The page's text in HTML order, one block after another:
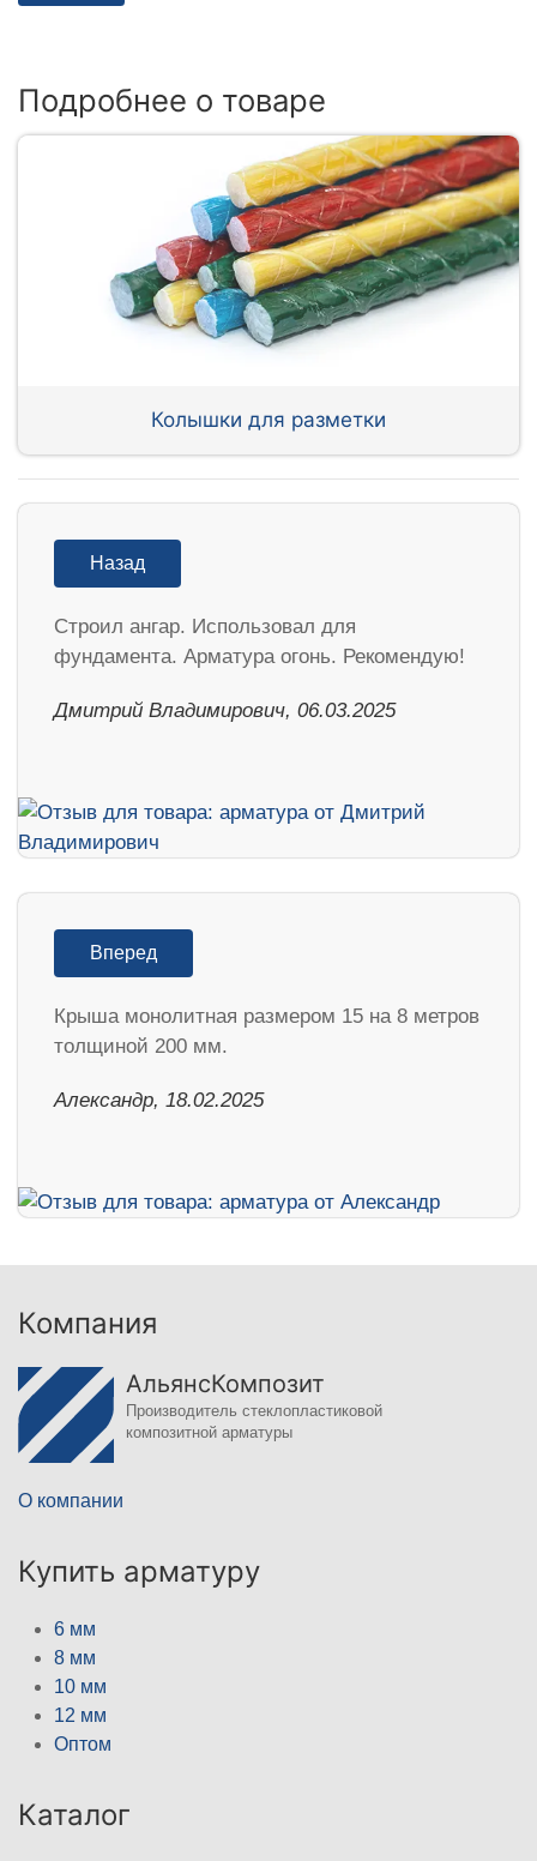
Подробнее о товаре
Колышки для разметки
Назад
Строил ангар. Использовал для
фундамента. Арматура огонь. Рекомендую!
Дмитрий Владимирович, 06.03.2025
Вперед
Крыша монолитная размером 15 на 8 метров
толщиной 200 мм.
Александр, 18.02.2025
Компания
АльянсКомпозит
Производитель стеклопластиковой
композитной арматуры
О компании
Купить арматуру
6 мм
8 мм
10 мм
12 мм
Оптом
Каталог